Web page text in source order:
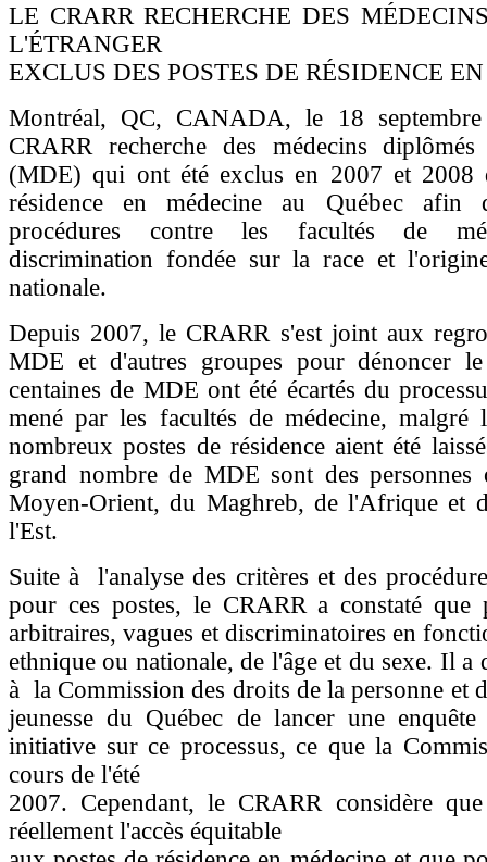
LE CRARR RECHERCHE DES
L'ÉTRANGER
EXCLUS DES POSTES DE RÉSIDENCE
Montréal, QC, CANADA, le 18
CRARR recherche des médecins
(MDE) qui ont été exclus en 2007 et 2008
résidence en médecine au Québec afin
procédures contre les facultés de
discrimination fondée sur la race et
nationale.
Depuis 2007, le CRARR s'est joint aux
MDE et d'autres groupes pour dénoncer
centaines de MDE ont été écartés du
mené par les facultés de médecine,
nombreux postes de résidence aient été
grand nombre de MDE sont des personnes
Moyen-Orient, du Maghreb, de l'Afrique et
l'Est.
Suite à l'analyse des critères et des
pour ces postes, le CRARR a constaté que
arbitraires, vagues et discriminatoires en
ethnique ou nationale, de l'âge et du sexe. Il a
à la Commission des droits de la personne et
jeunesse du Québec de lancer une
initiative sur ce processus, ce que la
cours de l'été
2007. Cependant, le CRARR considère
réellement l'accès équitable